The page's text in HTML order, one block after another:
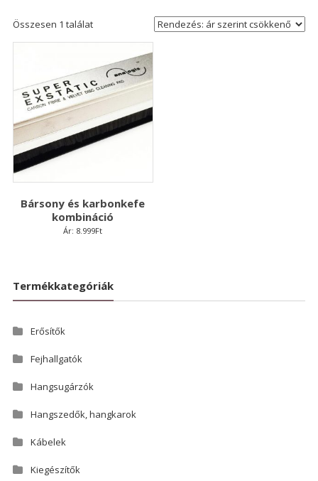
Összesen 1 találat
Bársony és karbonkefe
kombináció
Ár: 8.999Ft
Termékkategóriák
Erősítők
Fejhallgatók
Hangsugárzók
Hangszedők, hangkarok
Kábelek
Kiegészítők